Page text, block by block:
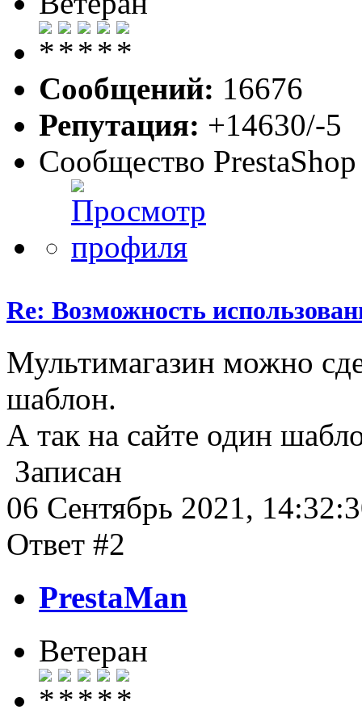
Сообщений: 16676
Репутация: +14630/-5
Сообщество PrestaShop
Re: Возможность
Мультимагазин можно
шаблон.
А так на сайте один
Записан
06 Сентябрь 2021,
Ответ #2
PrestaMan
Ветеран